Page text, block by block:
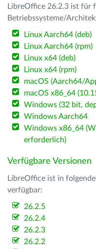
LibreOffice 26.2.3 ist für
Betriebssysteme/
Linux Aarch64 (deb)
Linux Aarch64 (rpm)
Linux x64 (deb)
Linux x64 (rpm)
macOS (Aarch64/
macOS x86_64
Windows (32 bit,
Windows Aarch64
Windows x86_64
erforderlich)
Verfügbare Versionen
LibreOffice ist in
verfügbar:
26.2.5
26.2.4
26.2.3
26.2.2